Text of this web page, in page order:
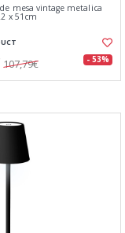
mesa vintage metalica
x 51cm
107,79€ - 53%